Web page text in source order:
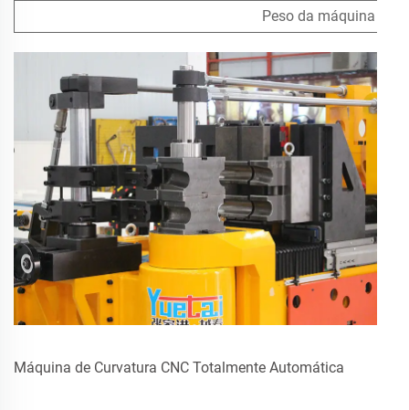
Peso da máquina
Máquina de Curvatura CNC Totalmente Automática